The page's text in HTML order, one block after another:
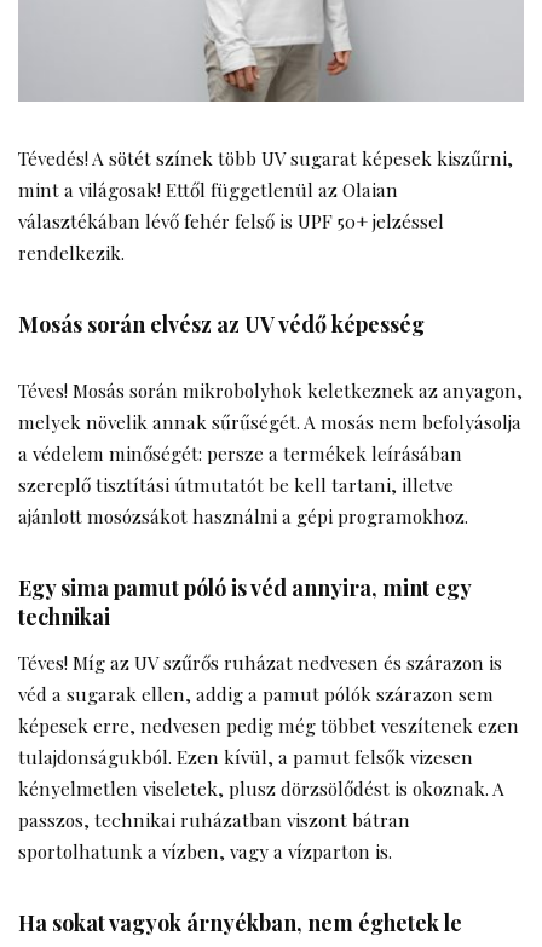
Tévedés! A sötét színek több UV sugarat képesek kiszűrni,
mint a világosak! Ettől függetlenül az Olaian
választékában lévő fehér felső is UPF 50+ jelzéssel
rendelkezik.
Mosás során elvész az UV védő képesség
Téves! Mosás során mikrobolyhok keletkeznek az anyagon,
melyek növelik annak sűrűségét. A mosás nem befolyásolja
a védelem minőségét: persze a termékek leírásában
szereplő tisztítási útmutatót be kell tartani, illetve
ajánlott mosózsákot használni a gépi programokhoz.
Egy sima pamut póló is véd annyira, mint egy
technikai
Téves! Míg az UV szűrős ruházat nedvesen és szárazon is
véd a sugarak ellen, addig a pamut pólók szárazon sem
képesek erre, nedvesen pedig még többet veszítenek ezen
tulajdonságukból. Ezen kívül, a pamut felsők vizesen
kényelmetlen viseletek, plusz dörzsölődést is okoznak. A
passzos, technikai ruházatban viszont bátran
sportolhatunk a vízben, vagy a vízparton is.
Ha sokat vagyok árnyékban, nem éghetek le